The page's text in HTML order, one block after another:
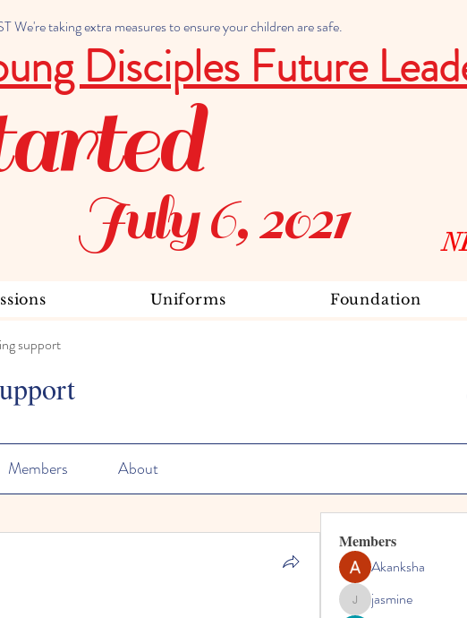
We're taking extra measures to ensure your children are safe.
Disciples Future
July 6, 2021
Uniforms Foundation
support
Members About
Members
Akanksha
jasminejasmine